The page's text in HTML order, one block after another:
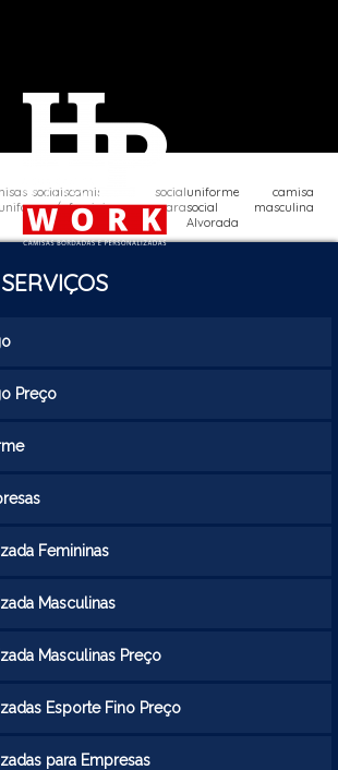
sociaiscamisa social
feminina para
uniforme
uniforme camisa
social masculina
Alvorada
SERVIÇOS
Preço
Femininas
Masculinas
Masculinas Preço
Esporte Fino Preço
para Empresas